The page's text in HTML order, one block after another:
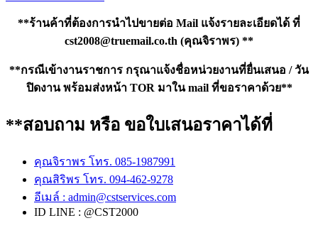
**ร้านค้าที่ต้องการนำไปขายต่อ Mail แจ้งรายละเอียดได้ ที่
cst2008@truemail.co.th (คุณจิราพร) **
**กรณีเข้างานราชการ กรุณาแจ้งชื่อหน่วยงานที่ยื่นเสนอ / วัน
ปิดงาน พร้อมส่งหน้า TOR มาใน mail ที่ขอราคาด้วย**
**สอบถาม หรือ ขอใบเสนอราคาได้ที่
คุณจิราพร โทร. 085-1987991
คุณสิริพร โทร. 094-462-9278
อีเมล์ : admin@cstservices.com
ID LINE : @CST2000